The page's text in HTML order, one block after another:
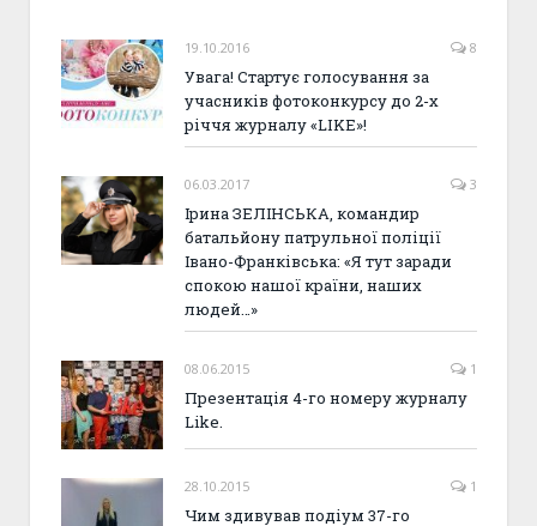
19.10.2016 8
Увага! Стартує голосування за
учасників фотоконкурсу до 2-х
річчя журналу «LIKE»!
06.03.2017 3
Ірина ЗЕЛІНСЬКА, командир
батальйону патрульної поліції
Івано-Франківська: «Я тут заради
спокою нашої країни, наших
людей…»
08.06.2015 1
Презентація 4-го номеру журналу
Like.
28.10.2015 1
Чим здивував подіум 37-го